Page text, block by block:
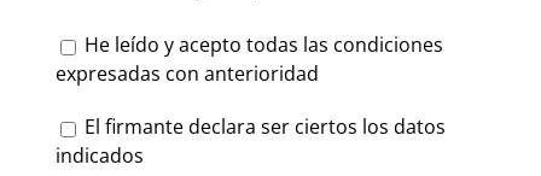
He leído y acepto todas las condiciones
expresadas con anterioridad
El firmante declara ser ciertos los datos
indicados